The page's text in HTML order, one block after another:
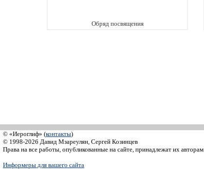
Обряд посвящения
© «Иероглиф» (контакты)
© 1998-2026 Давид Мзареулян, Сергей Козинцев
Права на все работы, опубликованные на сайте, принадлежат их авторам
Информеры для вашего сайта